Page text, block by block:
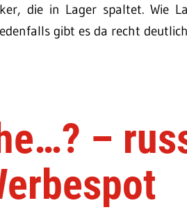
die in Lager spaltet. Wie
gibt es da recht
–